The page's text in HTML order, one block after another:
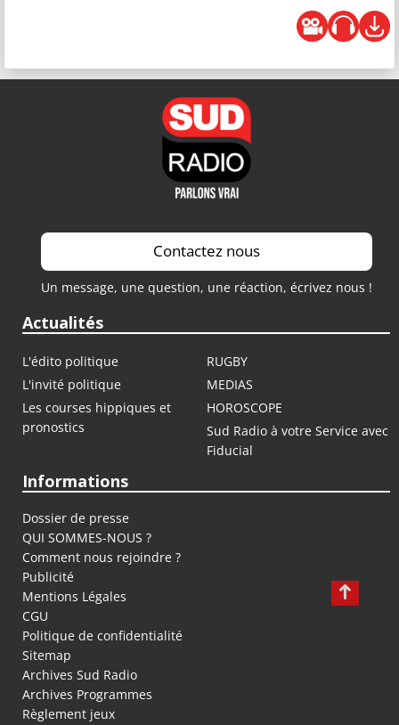
Contactez nous
Un message, une question, une réaction, écrivez nous !
Actualités
L'édito politique
RUGBY
L'invité politique
MEDIAS
Les courses hippiques et
pronostics
HOROSCOPE
Sud Radio à votre Service avec
Fiducial
Informations
Dossier de presse
QUI SOMMES-NOUS ?
Comment nous rejoindre ?
Publicité
Mentions Légales
CGU
Politique de confidentialité
Sitemap
Archives Sud Radio
Archives Programmes
Règlement jeux